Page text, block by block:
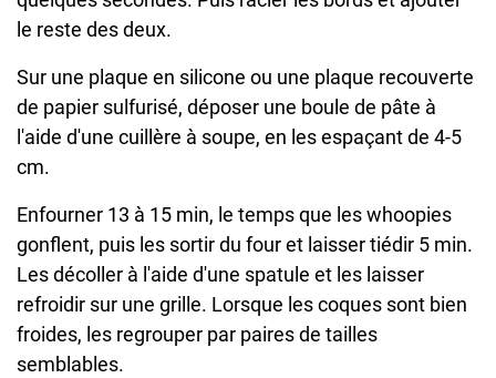
le reste des deux.
Sur une plaque en silicone ou une plaque recouverte
de papier sulfurisé, déposer une boule de pâte à
l'aide d'une cuillère à soupe, en les espaçant de 4-5
cm.
Enfourner 13 à 15 min, le temps que les whoopies
gonflent, puis les sortir du four et laisser tiédir 5 min.
Les décoller à l'aide d'une spatule et les laisser
refroidir sur une grille. Lorsque les coques sont bien
froides, les regrouper par paires de tailles
semblables.